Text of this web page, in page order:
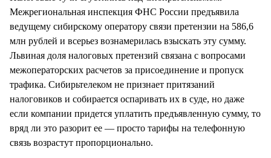
Межрегиональная инспекция ФНС России предъявила
ведущему сибирскому оператору связи претензии на 586,6
млн рублей и всерьез вознамерилась взыскать эту сумму.
Львиная доля налоговых претензий связана с вопросами
межоператорских расчетов за присоединение и пропуск
трафика. Сибирьтелеком не признает притязаний
налоговиков и собирается оспаривать их в суде, но даже
если компании придется уплатить предъявленную сумму, то
вряд ли это разорит ее — просто тарифы на телефонную
связь возрастут пропорционально.